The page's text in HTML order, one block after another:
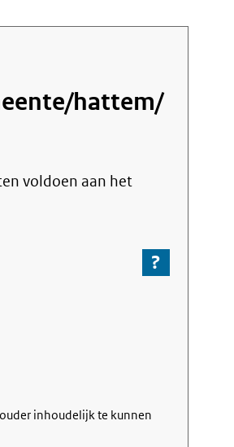
hattem/
voldoen aan het
?
Ga
inhoudelijk te kunnen